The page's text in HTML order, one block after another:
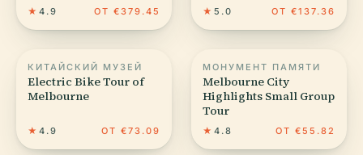
★ 4.9 ОТ €379.45 ★ 5.0 ОТ €137.36
КИТАЙСКИЙ МУЗЕЙ
Electric Bike Tour of
Melbourne
★ 4.9 ОТ €73.09
МОНУМЕНТ ПАМЯТИ
Melbourne City
Highlights Small Group
Tour
★ 4.8 ОТ €55.82